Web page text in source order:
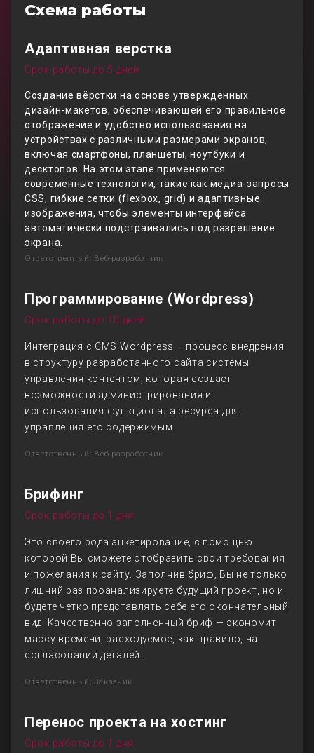
Схема работы
Адаптивная верстка
Срок работы до 5 дней
Создание вёрстки на основе утверждённых
дизайн-макетов, обеспечивающей его правильное
отображение и удобство использования на
устройствах с различными размерами экранов,
включая смартфоны, планшеты, ноутбуки и
десктопов. На этом этапе применяются
современные технологии, такие как медиа-запросы
CSS, гибкие сетки (flexbox, grid) и адаптивные
изображения, чтобы элементы интерфейса
автоматически подстраивались под разрешение
экрана.
Ответственный: Веб-разработчик
Программирование (Wordpress)
Срок работы до 10 дней
Интеграция с CMS Wordpress – процесс внедрения
в структуру разработанного сайта системы
управления контентом, которая создает
возможности администрирования и
использования функционала ресурса для
управления его содержимым.
Ответственный: Веб-разработчик
Брифинг
Срок работы до 1 дня
Это своего рода анкетирование, с помощью
которой Вы сможете отобразить свои требования
и пожелания к сайту. Заполнив бриф, Вы не только
лишний раз проанализируете будущий проект, но и
будете четко представлять себе его окончательный
вид. Качественно заполненный бриф — экономит
массу времени, расходуемое, как правило, на
согласовании деталей.
Ответственный: Заказчик
Перенос проекта на хостинг
Срок работы до 1 дня